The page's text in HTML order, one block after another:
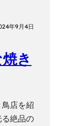
年9月4日
き
店を紹
絶品の